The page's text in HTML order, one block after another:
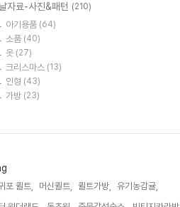
자료-사진&패턴 (210)
아기용품 (64)
소품 (40)
옷 (27)
크리스마스 (13)
인형 (43)
가방 (23)
포 퀼트, 머신퀼트, 퀼트가방,
유기농감귤,